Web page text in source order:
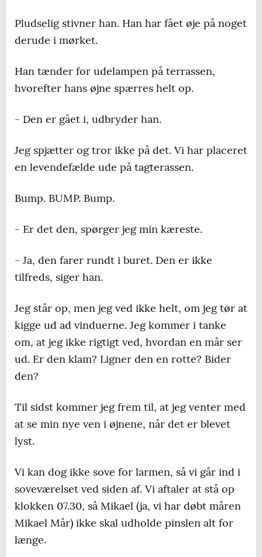
Pludselig stivner han. Han har fået øje på noget
derude i mørket.
Han tænder for udelampen på terrassen,
hvorefter hans øjne spærres helt op.
- Den er gået i, udbryder han.
Jeg spjætter og tror ikke på det. Vi har placeret
en levendefælde ude på tagterassen.
Bump. BUMP. Bump.
- Er det den, spørger jeg min kæreste.
- Ja, den farer rundt i buret. Den er ikke
tilfreds, siger han.
Jeg står op, men jeg ved ikke helt, om jeg tør at
kigge ud ad vinduerne. Jeg kommer i tanke
om, at jeg ikke rigtigt ved, hvordan en mår ser
ud. Er den klam? Ligner den en rotte? Bider
den?
Til sidst kommer jeg frem til, at jeg venter med
at se min nye ven i øjnene, når det er blevet
lyst.
Vi kan dog ikke sove for larmen, så vi går ind i
soveværelset ved siden af. Vi aftaler at stå op
klokken 07.30, så Mikael (ja, vi har døbt måren
Mikael Mår) ikke skal udholde pinslen alt for
længe.